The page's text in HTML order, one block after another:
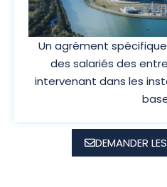
Un agrément
des salariés des
intervenant dans les
DEMANDER